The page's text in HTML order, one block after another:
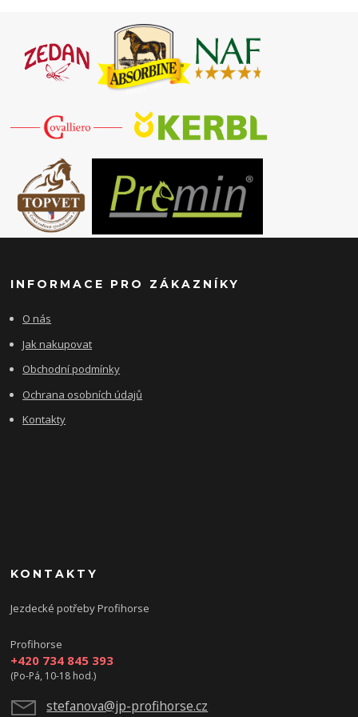
INFORMACE PRO ZÁKAZNÍKY
O nás
Jak nakupovat
Obchodní podmínky
Ochrana osobních údajů
Kontakty
KONTAKTY
Jezdecké potřeby Profihorse
Profihorse
+420 734 845 393
(Po-Pá, 10-18 hod.)
stefanova@jp-profihorse.cz